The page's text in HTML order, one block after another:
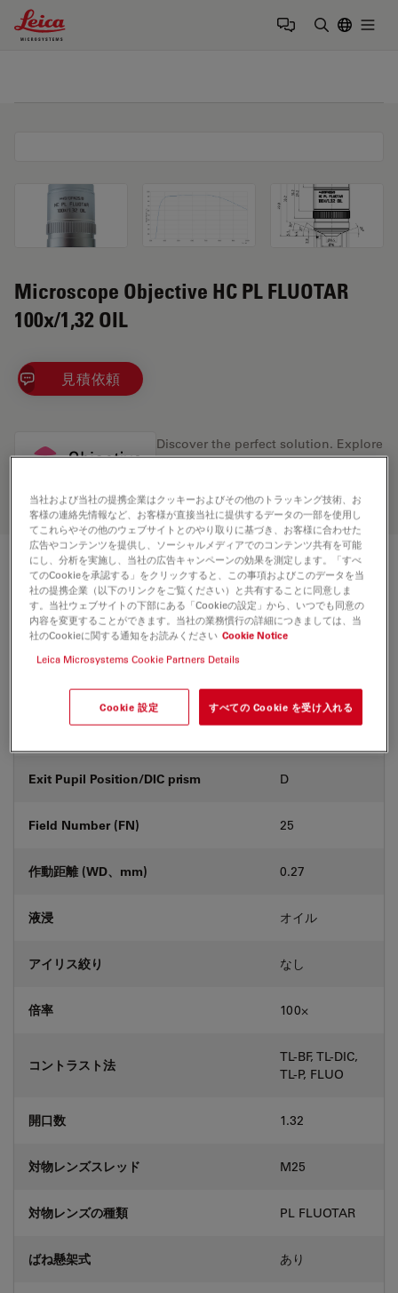
Leica Microsystems Logo
Microscope Objective HC PL FLUOTAR
100x/1,32 OIL
見積依頼
Discover the perfect solution. Explore
ourObjective Finder, compare
your needs.
技術仕様
製品番号 11506528
補正環 (CORR) -
Exit Pupil Position/DIC prism D
Field Number (FN) 25
作動距離 (WD、mm) 0.27
液浸 オイル
アイリス絞り なし
倍率 100⨉
コントラスト法
TL-BF, TL-DIC,
TL-P, FLUO
開口数 1.32
対物レンズスレッド M25
対物レンズの種類 PL FLUOTAR
ばね懸架式 あり
当社および当社の提携企業はクッキーおよびその他のトラッキング技術、お
客様の連絡先情報など、お客様が直接当社に提供するデータの一部を使用し
てこれらやその他のウェブサイトとのやり取りに基づき、お客様に合わせた
広告やコンテンツを提供し、ソーシャルメディアでのコンテンツ共有を可能
にし、分析を実施し、当社の広告キャンペーンの効果を測定します。「すべ
てのCookieを承認する」をクリックすると、この事項およびこのデータを当
社の提携企業（以下のリンクをご覧ください）と共有することに同意しま
す。当社ウェブサイトの下部にある「Cookieの設定」から、いつでも同意の
内容を変更することができます。当社の業務慣行の詳細につきましては、当
社のCookieに関する通知をお読みください Cookie Notice
Leica Microsystems Cookie Partners Details
Cookie 設定 すべての Cookie を受け入れる